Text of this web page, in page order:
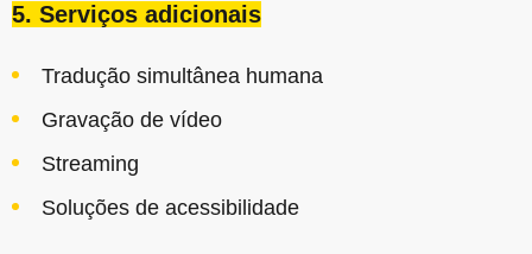
5. Serviços adicionais
Tradução simultânea humana
Gravação de vídeo
Streaming
Soluções de acessibilidade